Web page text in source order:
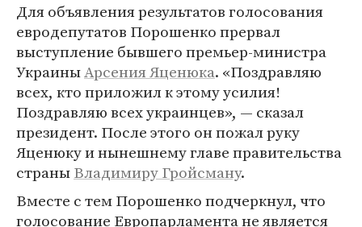
Для объявления результатов голосования
евродепутатов Порошенко прервал
выступление бывшего премьер-министра
УкраиныАрсения Яценюка. «Поздравляю
всех, кто приложил к этому усилия!
Поздравляю всех украинцев», — сказал
президент. После этого он пожал руку
Яценюку и нынешнему главе правительства
страныВладимиру Гройсману.
Вместе с тем Порошенко подчеркнул, что
голосование Европарламента не является